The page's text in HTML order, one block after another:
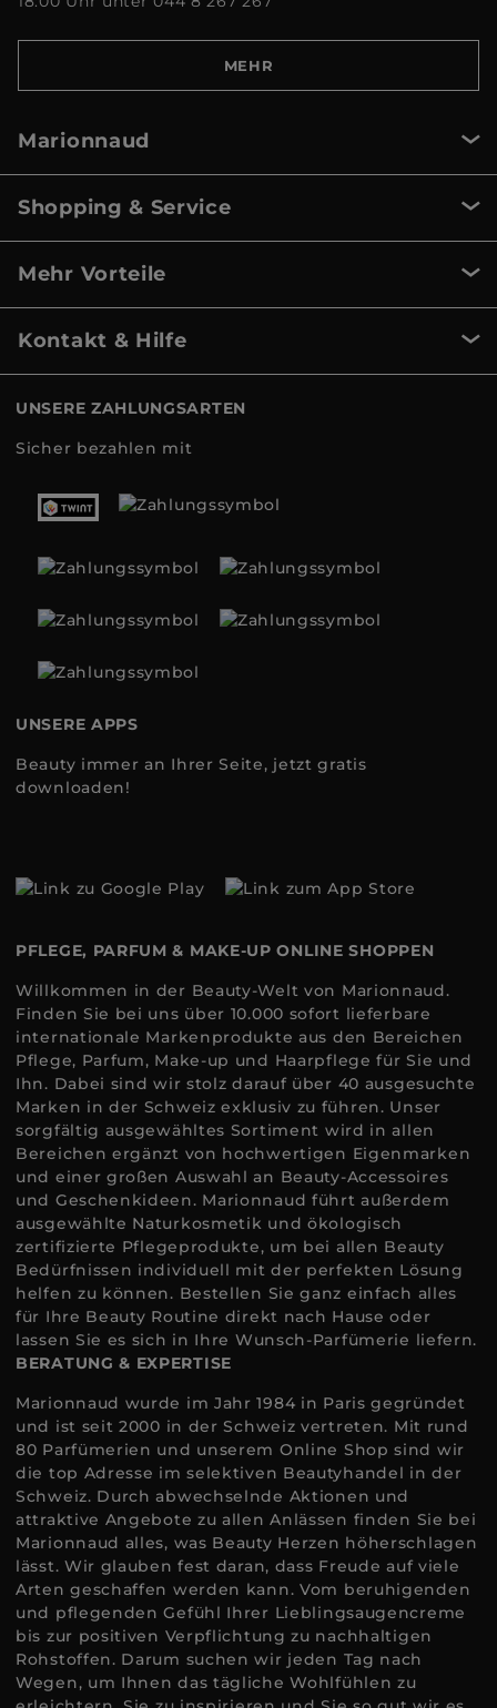
MEHR
Marionnaud
Shopping & Service
Mehr Vorteile
Kontakt & Hilfe
UNSERE ZAHLUNGSARTEN
Sicher bezahlen mit
UNSERE APPS
Beauty immer an Ihrer Seite, jetzt gratis
downloaden!
PFLEGE, PARFUM & MAKE-UP ONLINE SHOPPEN
Willkommen in der Beauty-Welt von Marionnaud.
Finden Sie bei uns über 10.000 sofort lieferbare
internationale Markenprodukte aus den Bereichen
Pflege, Parfum, Make-up und Haarpflege für Sie und
Ihn. Dabei sind wir stolz darauf über 40 ausgesuchte
Marken in der Schweiz exklusiv zu führen. Unser
sorgfältig ausgewähltes Sortiment wird in allen
Bereichen ergänzt von hochwertigen Eigenmarken
und einer großen Auswahl an Beauty-Accessoires
und Geschenkideen. Marionnaud führt außerdem
ausgewählte Naturkosmetik und ökologisch
zertifizierte Pflegeprodukte, um bei allen Beauty
Bedürfnissen individuell mit der perfekten Lösung
helfen zu können. Bestellen Sie ganz einfach alles
für Ihre Beauty Routine direkt nach Hause oder
lassen Sie es sich in Ihre Wunsch-Parfümerie liefern.
BERATUNG & EXPERTISE
Marionnaud wurde im Jahr 1984 in Paris gegründet
und ist seit 2000 in der Schweiz vertreten. Mit rund
80 Parfümerien und unserem Online Shop sind wir
die top Adresse im selektiven Beautyhandel in der
Schweiz. Durch abwechselnde Aktionen und
attraktive Angebote zu allen Anlässen finden Sie bei
Marionnaud alles, was Beauty Herzen höherschlagen
lässt. Wir glauben fest daran, dass Freude auf viele
Arten geschaffen werden kann. Vom beruhigenden
und pflegenden Gefühl Ihrer Lieblingsaugencreme
bis zur positiven Verpflichtung zu nachhaltigen
Rohstoffen. Darum suchen wir jeden Tag nach
Wegen, um Ihnen das tägliche Wohlfühlen zu